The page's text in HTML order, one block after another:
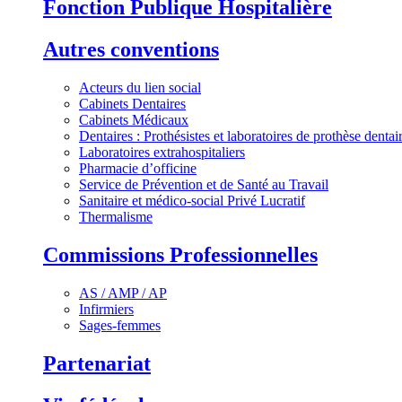
Fonction Publique Hospitalière
Autres conventions
Acteurs du lien social
Cabinets Dentaires
Cabinets Médicaux
Dentaires : Prothésistes et laboratoires de prothèse
Laboratoires extrahospitaliers
Pharmacie d’officine
Service de Prévention et de Santé au Travail
Sanitaire et médico-social Privé Lucratif
Thermalisme
Commissions Professionnelles
AS / AMP / AP
Infirmiers
Sages-femmes
Partenariat